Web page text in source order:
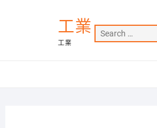
工業
工業